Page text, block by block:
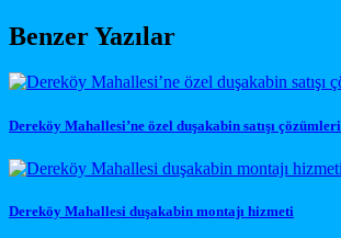
Benzer Yazılar
Dereköy Mahallesi’ne özel duşakabin satışı çözümleri
Dereköy Mahallesi duşakabin montajı hizmeti